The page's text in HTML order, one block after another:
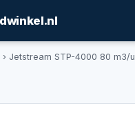
› Jetstream STP-4000 80 m3/u